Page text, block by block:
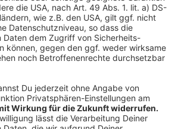
rät zu Vorsicht
Rechtsexpertin Iwona Husemann